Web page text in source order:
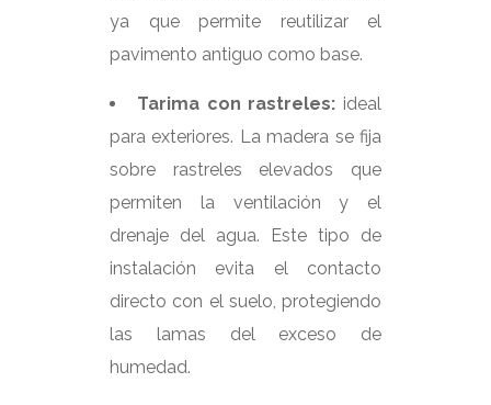
ya que permite reutilizar el
pavimento antiguo como base.
Tarima con rastreles: ideal
para exteriores. La madera se fija
sobre rastreles elevados que
permiten la ventilación y el
drenaje del agua. Este tipo de
instalación evita el contacto
directo con el suelo, protegiendo
las lamas del exceso de
humedad.